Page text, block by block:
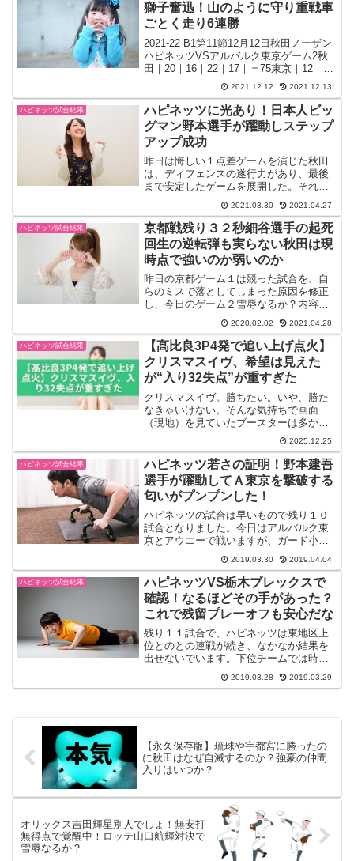
獅子奮迅！山のように守り重戦車
ごとく走り6連勝
2021-22 B1第11節12月12日秋田ノーザン
ハピネッツVSアルバルク東京ゲーム2秋
田｜20｜16｜22｜17｜＝75東京｜12｜23
｜16｜17｜＝68ケンゾーHCコメント選手
たちが素晴らしい集中力で40分間しっか
り戦ってくれました...
2021.12.12 2021.12.13
ハピネッツ試合結果
ハピネッツに光あり！日本人ビッ
グマン野本選手が躍動しステップ
アップ成功
昨日は悔しい１点差ゲームを演じた秋田
は、ディフェンスの遂行力があり、最後
まで安定したゲームを展開した。それだ
けに勝たせてあげたかったが、それでも
勝利の女神が微笑むまでには何かが、足
りないのだろう。その何かをつかむため
に、チャレンジは続く。2...
2021.03.30 2021.04.27
ハピネッツ試合結果
京都戦残り３２秒細谷選手の起死
回生の逆転弾も実らない秋田は現
時点で強いのか弱いのか
昨日の京都ゲーム１は競った試合を、自
らのミスで落としてしまった原因を修正
し、今日のゲーム２雪辱なるか？内容が
問われる試合となる。キーナン選手、古
川選手なしでの試合が続くがコールビー
選手、カーター選手も体調的にきついと
思いますが、奮起して引っ...
2020.02.02 2021.04.28
ハピネッツ試合結果
【髙比良3P4発で追い上げ点火】
クリスマスイヴ、希望は見えた
が“入り32失点”が重すぎた
クリスマスイヴ。勝ちたい。いや、勝た
なきゃいけない。そんな気持ちで画面
（現地）を見ていたブースターは多かっ
たはずです。相手は今季のレバンガ北海
道。富永啓生の得点力、オカフォーのサ
イズと巧さ、さらにジョーンズらベテラ
ン勢の落ち着き。攻撃力の「...
2025.12.25
ハピネッツ試合結果
ハピネッツ若さの証明！野本建吾
選手が躍動してＡ東京を撃破する
匂いがプンプンした！
ハピネッツの試合は早いもので残り１０
試合となりました。今日はアルバルク東
京とアウエーで戦いますが、ガード小島
元基選手とフォワード・ウィリアムズ選
手が欠場予定。これはチャンピオンシッ
プ対策かも。だったらここいらでハピネ
ッツも付け込んで、勝利を...
2019.03.30 2019.04.04
ハピネッツ試合結果
ハピネッツVS栃木ブレックスで
確認！なるほどその手があった？
これで残留プレーオフも安心だな
残り１１試合で、ハピネッツは東地区上
位とのとの連戦が続き、なかなか結果を
出せないでいます。下位チームでは時々
勝利するも、チームとしてはムラがあ
り、全体の最下位の滋賀に連敗してしま
2019.03.28 2019.03.29
【永久保存版】琉球や宇都宮に勝ったの
に秋田はなぜ自滅するのか？強豪の仲間
入りはいつか？
オリックス吉田輝星別人でしょ！無安打
無得点で覚醒中！ロッテ山口航輝対決で
雪辱なるか？